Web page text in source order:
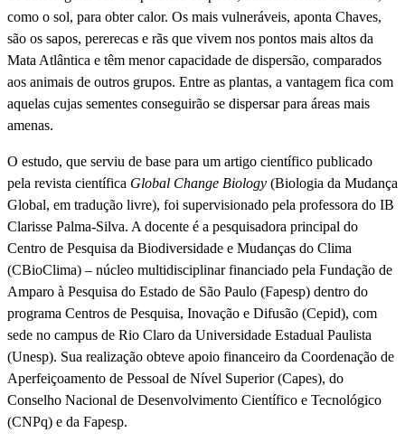
como o sol, para obter calor. Os mais vulneráveis, aponta Chaves,
são os sapos, pererecas e rãs que vivem nos pontos mais altos da
Mata Atlântica e têm menor capacidade de dispersão, comparados
aos animais de outros grupos. Entre as plantas, a vantagem fica com
aquelas cujas sementes conseguirão se dispersar para áreas mais
amenas.
O estudo, que serviu de base para um artigo científico publicado
pela revista científica Global Change Biology (Biologia da Mudança
Global, em tradução livre), foi supervisionado pela professora do IB
Clarisse Palma-Silva. A docente é a pesquisadora principal do
Centro de Pesquisa da Biodiversidade e Mudanças do Clima
(CBioClima) – núcleo multidisciplinar financiado pela Fundação de
Amparo à Pesquisa do Estado de São Paulo (Fapesp) dentro do
programa Centros de Pesquisa, Inovação e Difusão (Cepid), com
sede no campus de Rio Claro da Universidade Estadual Paulista
(Unesp). Sua realização obteve apoio financeiro da Coordenação de
Aperfeiçoamento de Pessoal de Nível Superior (Capes), do
Conselho Nacional de Desenvolvimento Científico e Tecnológico
(CNPq) e da Fapesp.